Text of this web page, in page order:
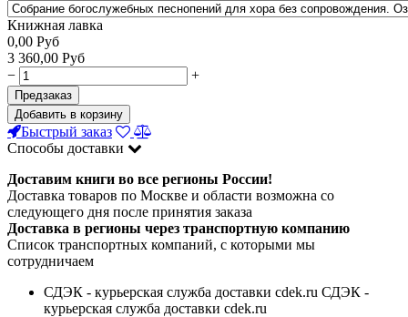
Книжная лавка
0,00 Руб
3 360,00 Руб
−
+
Предзаказ
Добавить в корзину
Быстрый заказ
Способы доставки
Доставим книги во все регионы России!
Доставка товаров по Москве и области возможна со
следующего дня после принятия заказа
Доставка в регионы через транспортную компанию
Список транспортных компаний, с которыми мы
сотрудничаем
СДЭК - курьерская служба доставки cdek.ru СДЭК -
курьерская служба доставки cdek.ru